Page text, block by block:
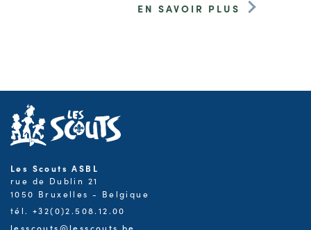
EN SAVOIR PLUS
Les Scouts ASBL
rue de Dublin 21
1050 Bruxelles - Belgique
tél. +32(0)2.508.12.00
lesscouts@lesscouts.be